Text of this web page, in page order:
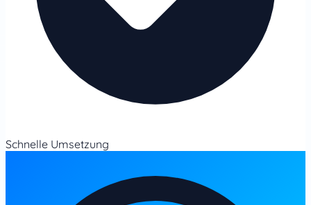
Schnelle Umsetzung